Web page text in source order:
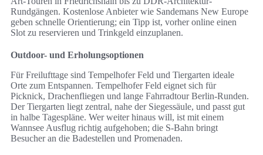
Rundgängen. Kostenlose Anbieter wie Sandemans New Europe
geben schnelle Orientierung; ein Tipp ist, vorher online einen
Slot zu reservieren und Trinkgeld einzuplanen.
Outdoor- und Erholungsoptionen
Für Freilufttage sind Tempelhofer Feld und Tiergarten ideale
Orte zum Entspannen. Tempelhofer Feld eignet sich für
Picknick, Drachenfliegen und lange Fahrradtour Berlin-Runden.
Der Tiergarten liegt zentral, nahe der Siegessäule, und passt gut
in halbe Tagespläne. Wer weiter hinaus will, ist mit einem
Wannsee Ausflug richtig aufgehoben; die S-Bahn bringt
Besucher an die Badestellen und Promenaden.